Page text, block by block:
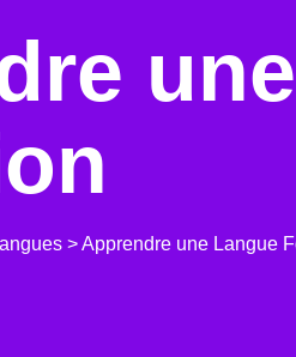
>Apprendre une Langue